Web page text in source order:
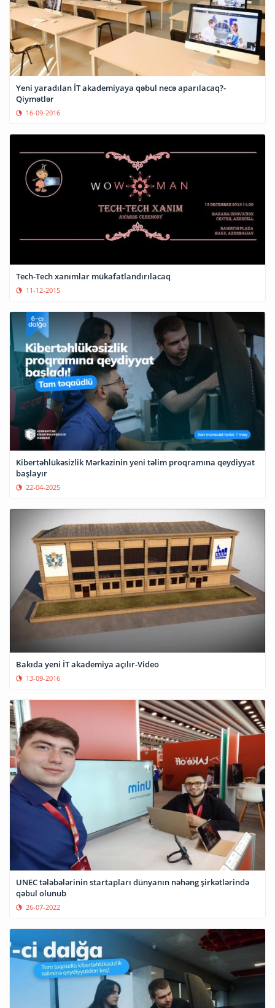
Yeni yaradılan İT akademiyaya qəbul necə aparılacaq?-
Qiymətlər
16-09-2016
Tech-Tech xanımlar mükafatlandırılacaq
11-12-2015
Kibertəhlükəsizlik Mərkəzinin yeni təlim proqramına qeydiyyat
başlayır
22-04-2025
Bakıda yeni İT akademiya açılır-Video
13-09-2016
UNEC tələbələrinin startapları dünyanın nəhəng şirkətlərində
qəbul olunub
26-07-2022